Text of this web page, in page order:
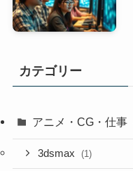
カテゴリー
アニメ・CG・仕事
3dsmax (1)